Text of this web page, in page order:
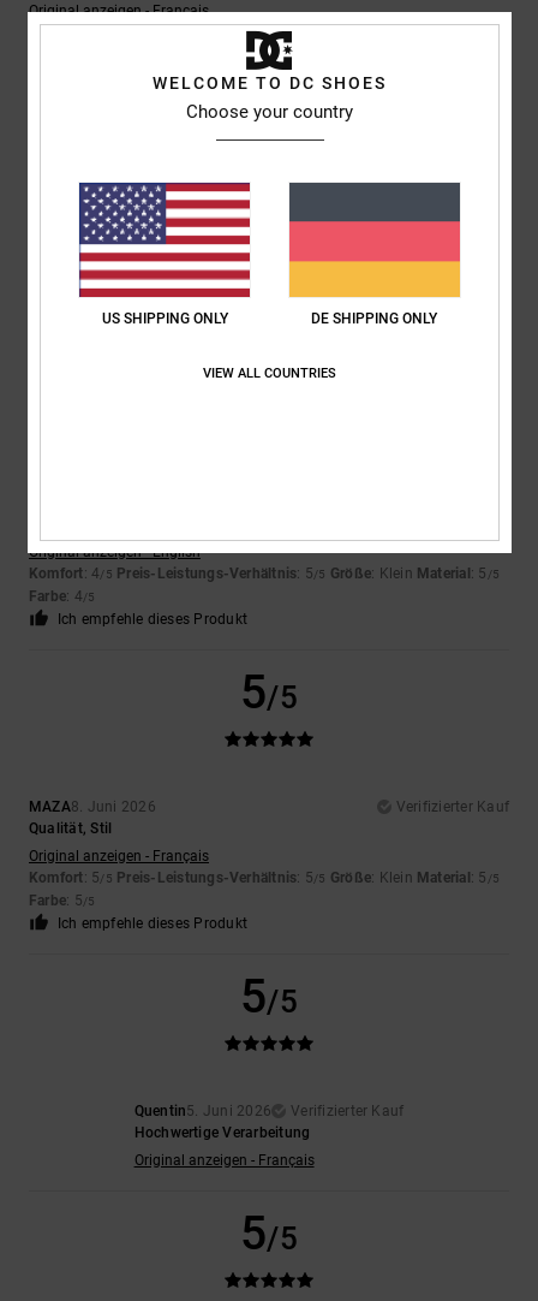
Original anzeigen - Français
Preis-Leistungs-Verhältnis
Ich empfehle dieses Produkt
5
Sebastien30. Juni 2026
Verifizierter Kauf
Das Paar Schuhe ist schön
Original anzeigen - Français
4
Original anzeigen - English
Komfort: 4/5 Preis-Leistungs-Verhältnis: 5/5 Größe: Klein Material : 5 /5
Farbe: 4/5
Ich empfehle dieses Produkt
5/5
MAZA8. Juni 2026
Verifizierter Kauf
Qualität, Stil
Original anzeigen - Français
Komfort: 5/5 Preis-Leistungs-Verhältnis: 5/5 Größe: Klein Material : 5 /5
Farbe: 5/5
Ich empfehle dieses Produkt
5/5
Quentin5. Juni 2026
Verifizierter Kauf
Hochwertige Verarbeitung
Original anzeigen - Français
5/5
WELCOME TO DC SHOES
Choose your country
US SHIPPING ONLY DE SHIPPING ONLY
VIEW ALL COUNTRIES